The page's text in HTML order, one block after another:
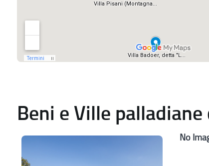
Beni e Ville palladiane
No